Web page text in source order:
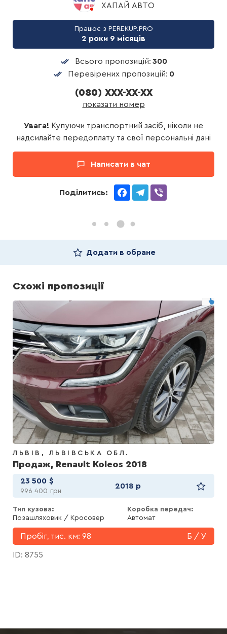
ХАПАЙ АВТО
Працює з PEREKUP.PRO
2 роки 9 місяців
Всього пропозицій: 300
Перевірених пропозицій: 0
(080) XXX-XX-XX
показати номер
Увага! Купуючи транспортний засіб, ніколи не
надсилайте передоплату та свої персональні дані
Написати в чат
Поділитись: FacebookTelegram
Додати в обране
Схожі пропозиції
ЛЬВІВ ЛЬВІВСЬКА ОБЛ.
Продаж, Renault Koleos 2018
23 500 $
996 400 грн
2018 р
Тип кузова:
Позашляховик / Кросовер
Коробка передач:
Автомат
Пробіг, тис. км: 98 Б / У
ID: 8755